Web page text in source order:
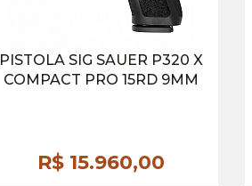
PISTOLA SIG SAUER P320 X
COMPACT PRO 15RD 9MM
R$ 15.960,00